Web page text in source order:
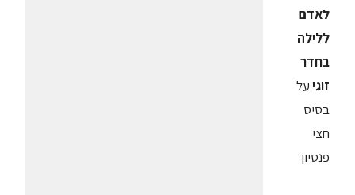
לאדם
ללילה
בחדר
זוגיעל
בסיס
חצי
פנסיון